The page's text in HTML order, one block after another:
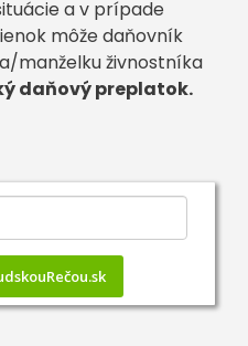
a v prípade
môže daňovník
manželku živnostníka
daňový preplatok.